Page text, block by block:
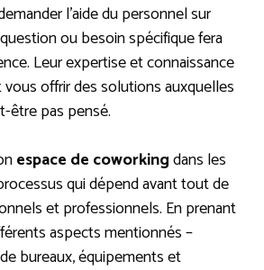
l’aide du personnel sur
ou besoin spécifique fera
Leur expertise et connaissance
offrir des solutions auxquelles
être pas pensé.
espace de coworkingdans les
qui dépend avant tout de
et professionnels. En prenant
aspects mentionnés –
bureaux, équipements et